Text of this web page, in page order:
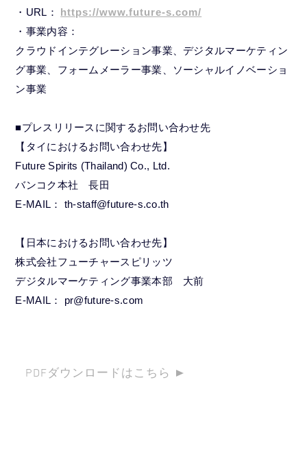
・URL： https://www.future-s.com/
・事業内容：
クラウドインテグレーション事業、デジタルマーケティン
グ事業、フォームメーラー事業、ソーシャルイノベーショ
ン事業
■プレスリリースに関するお問い合わせ先
【タイにおけるお問い合わせ先】
Future Spirits (Thailand) Co., Ltd.
バンコク本社 長田
E-MAIL： th-staff@future-s.co.th
【日本におけるお問い合わせ先】
株式会社フューチャースピリッツ
デジタルマーケティング事業本部 大前
E-MAIL： pr@future-s.com
PDFダウンロードはこちら